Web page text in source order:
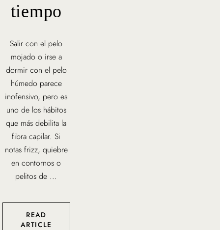
tiempo
Salir con el pelo
mojado o irse a
dormir con el pelo
húmedo parece
inofensivo, pero es
uno de los hábitos
que más debilita la
fibra capilar. Si
notas frizz, quiebre
en contornos o
pelitos de ...
READ
ARTICLE